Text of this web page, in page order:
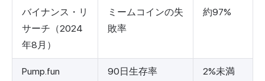
バイナンス・リ
サーチ（2024
年8月）
ミームコインの失
敗率
約97%
Pump.fun
90日生存率 2%未満